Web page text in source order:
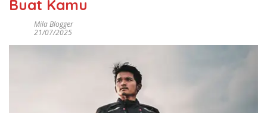
Buat Kamu
Mila Blogger
21/07/2025